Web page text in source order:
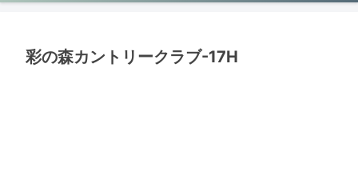
彩の森カントリークラブ-17H